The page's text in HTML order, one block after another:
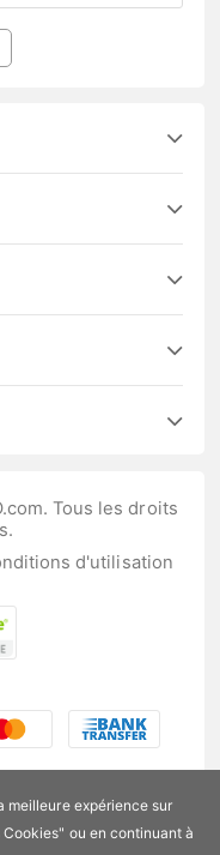
Tous les droits
d'utilisation
meilleure expérience sur
ou en continuant à